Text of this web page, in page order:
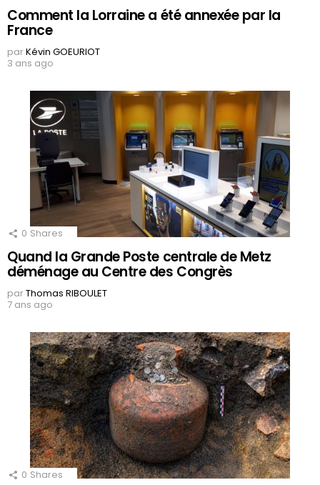
Comment la Lorraine a été annexée par la
France
parKévin GOEURIOT
3 ans ago
0 Shares
Quand la Grande Poste centrale de Metz
déménage au Centre des Congrès
parThomas RIBOULET
7 ans ago
0 Shares